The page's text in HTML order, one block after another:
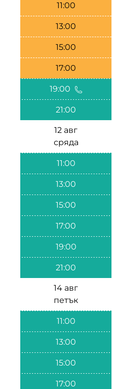
11:00
13:00
15:00
17:00
19:00
21:00
12 авг
сряда
11:00
13:00
15:00
17:00
19:00
21:00
14 авг
петък
11:00
13:00
15:00
17:00